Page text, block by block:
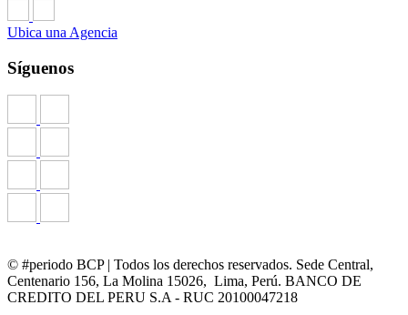
Ubica una Agencia
Síguenos
© #periodo BCP | Todos los derechos reservados. Sede Central,
Centenario 156, La Molina 15026, Lima, Perú. BANCO DE
CREDITO DEL PERU S.A - RUC 20100047218